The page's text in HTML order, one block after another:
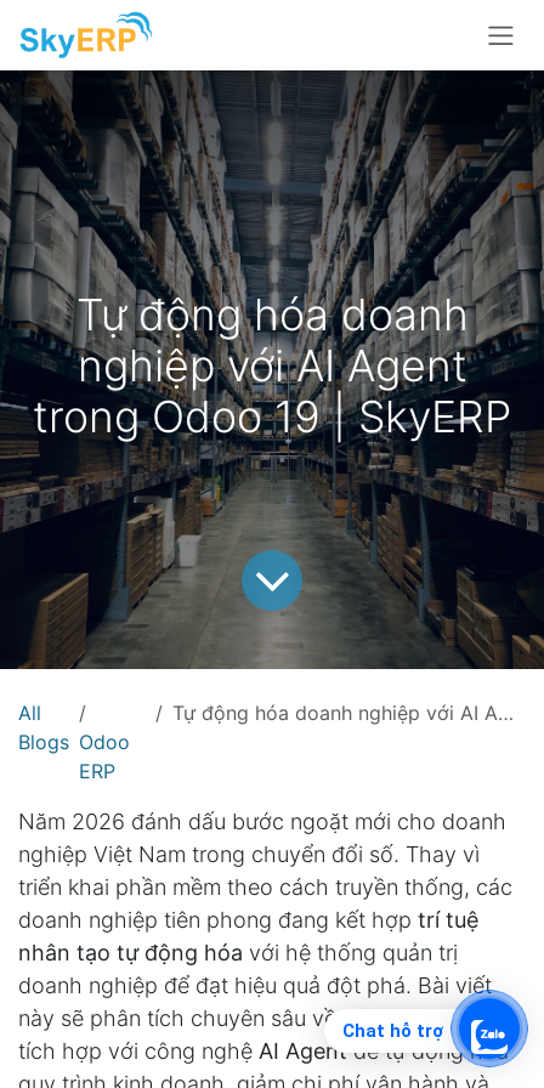
Skip to Content
Tự động hóa doanh
nghiệp với AI Agent
trong Odoo 19 | SkyERP
All
Blogs Odoo
ERP
Tự động hóa doanh nghiệp với AI Agent trong Odoo 19 | SkyERP
Năm 2026 đánh dấu bước ngoặt mới cho doanh
nghiệp Việt Nam trong chuyển đổi số. Thay vì
triển khai phần mềm theo cách truyền thống, các
doanh nghiệp tiên phong đang kết hợp trí tuệ
nhân tạo tự động hóa với hệ thống quản trị
doanh nghiệp để đạt hiệu quả đột phá. Bài viết
này sẽ phân tích chuyên sâu về cách Odoo 19
tích hợp với công nghệ AI Agentđể tự động hóa
Chat hỗ trợ